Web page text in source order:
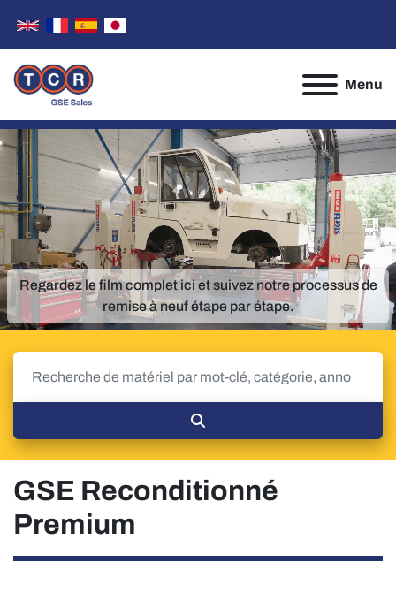
Menu
Regardez le film complet ici et suivez notre processus de
remise à neuf étape par étape.
GSE Reconditionné
Premium